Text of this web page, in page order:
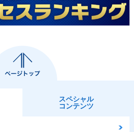
スペシャル
コンテンツ